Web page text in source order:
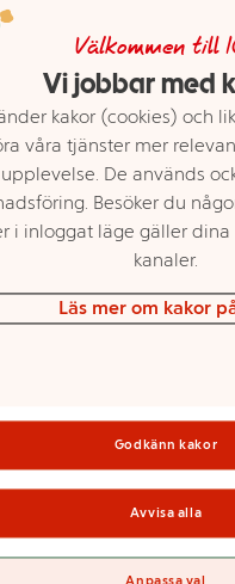
ICA
Välj butik och
Sortimentet kan variera
Välkommen till
Vi jobbar med
kakor (cookies) och
våra tjänster mer
De används
Besöker du
i inloggat läge gäller
kanaler.
Läs mer om kakor
Godkänn kakor
Avvisa alla